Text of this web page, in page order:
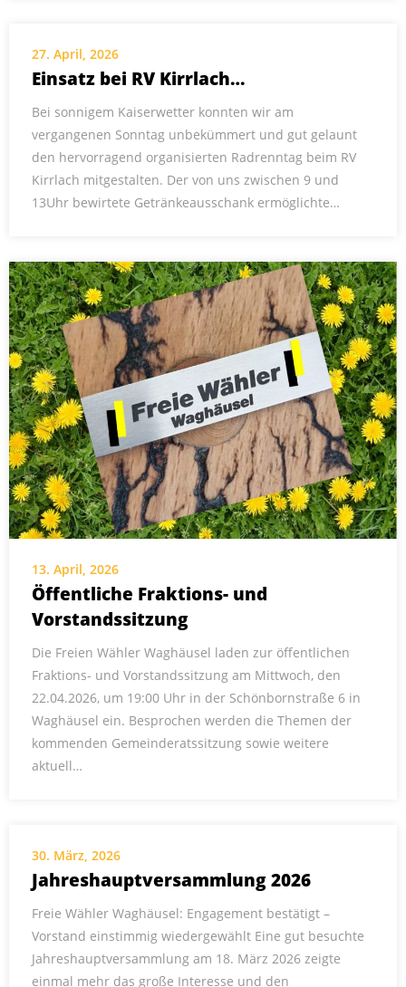
27. April, 2026
Einsatz bei RV Kirrlach…
Bei sonnigem Kaiserwetter konnten wir am
vergangenen Sonntag unbekümmert und gut gelaunt
den hervorragend organisierten Radrenntag beim RV
Kirrlach mitgestalten. Der von uns zwischen 9 und
13Uhr bewirtete Getränkeausschank ermöglichte…
13. April, 2026
Öffentliche Fraktions- und
Vorstandssitzung
Die Freien Wähler Waghäusel laden zur öffentlichen
Fraktions- und Vorstandssitzung am Mittwoch, den
22.04.2026, um 19:00 Uhr in der Schönbornstraße 6 in
Waghäusel ein. Besprochen werden die Themen der
kommenden Gemeinderatssitzung sowie weitere
aktuell…
30. März, 2026
Jahreshauptversammlung 2026
Freie Wähler Waghäusel: Engagement bestätigt –
Vorstand einstimmig wiedergewählt Eine gut besuchte
Jahreshauptversammlung am 18. März 2026 zeigte
einmal mehr das große Interesse und den